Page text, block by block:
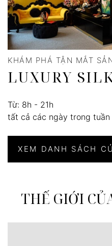
KHÁM PHÁ TẬN MẮT
LUXURY
Từ: 8h - 21h
tất cả các ngày trong tuần
XEM DANH SÁCH
THẾ GIỚI